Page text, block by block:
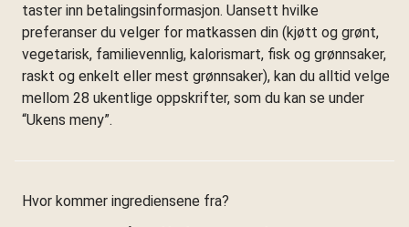
taster inn betalingsinformasjon. Uansett hvilke
preferanser du velger for matkassen din (kjøtt og grønt,
vegetarisk, familievennlig, kalorismart, fisk og grønnsaker,
raskt og enkelt eller mest grønnsaker), kan du alltid velge
mellom 28 ukentlige oppskrifter, som du kan se under
“Ukens meny”.
Hvor kommer ingrediensene fra?